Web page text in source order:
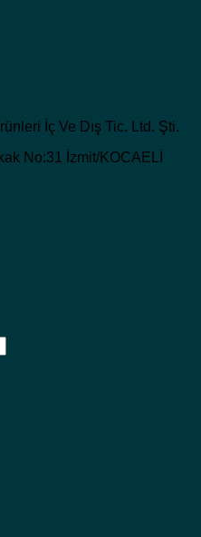
İç Ve Dış Tic. Ltd. Şti.
No:31 İzmit/KOCAELİ